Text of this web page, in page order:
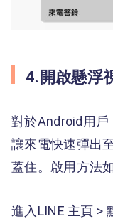
4.開啟懸浮
對於Android用戶
讓來電快速彈出
蓋住。啟用方法
進入LINE 主頁 >